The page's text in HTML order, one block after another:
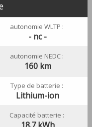
autonomie WLTP :
- nc -
autonomie NEDC :
160 km
Type de batterie :
Lithium-ion
Capacité batterie :